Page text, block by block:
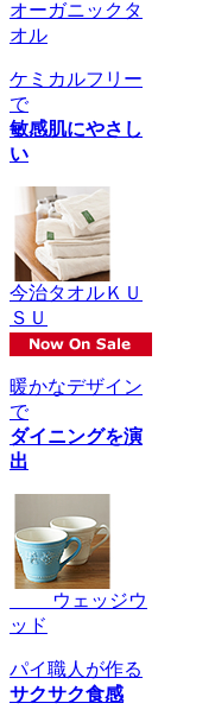
オーガニックタ
オル
ケミカルフリー
で
敏感肌にやさし
い
今治タオルＫＵ
ＳＵ
暖かなデザイン
で
ダイニングを演
出
ウェッジウ
ッド
パイ職人が作る
サクサク食感